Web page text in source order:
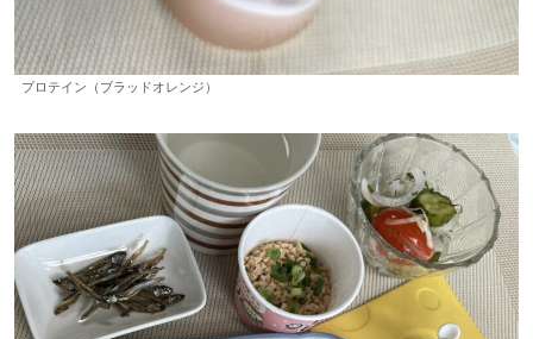
プロテイン（ブラッドオレンジ）